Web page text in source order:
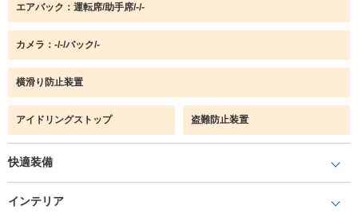
エアバック：運転席/助手席/-/-
カメラ：-/-/バック/-
横滑り防止装置
アイドリングストップ 盗難防止装置
快適装備
インテリア